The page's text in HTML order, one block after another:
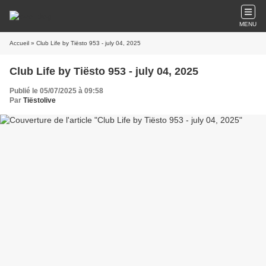
MENU
Accueil » Club Life by Tiësto 953 - july 04, 2025
Club Life by Tiësto 953 - july 04, 2025
Publié le 05/07/2025 à 09:58
Par Tiëstolive